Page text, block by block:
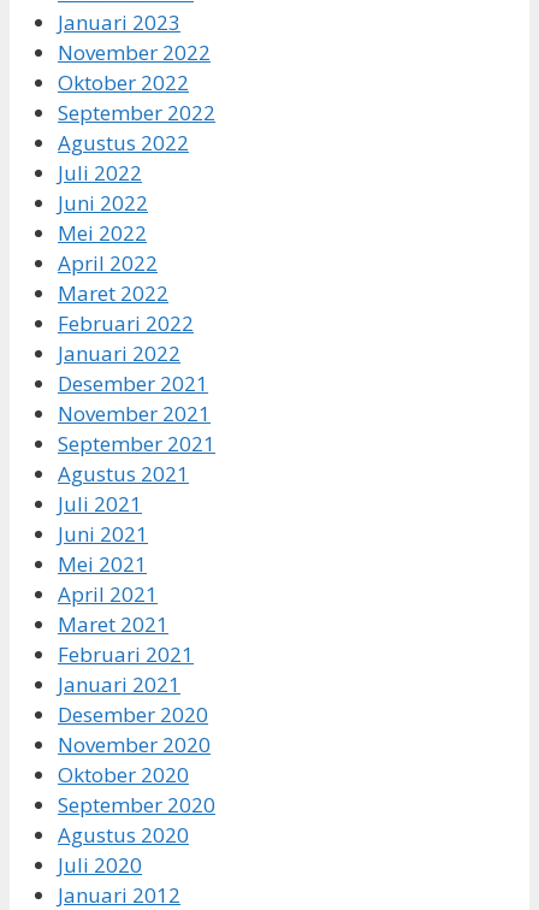
Januari 2023
November 2022
Oktober 2022
September 2022
Agustus 2022
Juli 2022
Juni 2022
Mei 2022
April 2022
Maret 2022
Februari 2022
Januari 2022
Desember 2021
November 2021
September 2021
Agustus 2021
Juli 2021
Juni 2021
Mei 2021
April 2021
Maret 2021
Februari 2021
Januari 2021
Desember 2020
November 2020
Oktober 2020
September 2020
Agustus 2020
Juli 2020
Januari 2012